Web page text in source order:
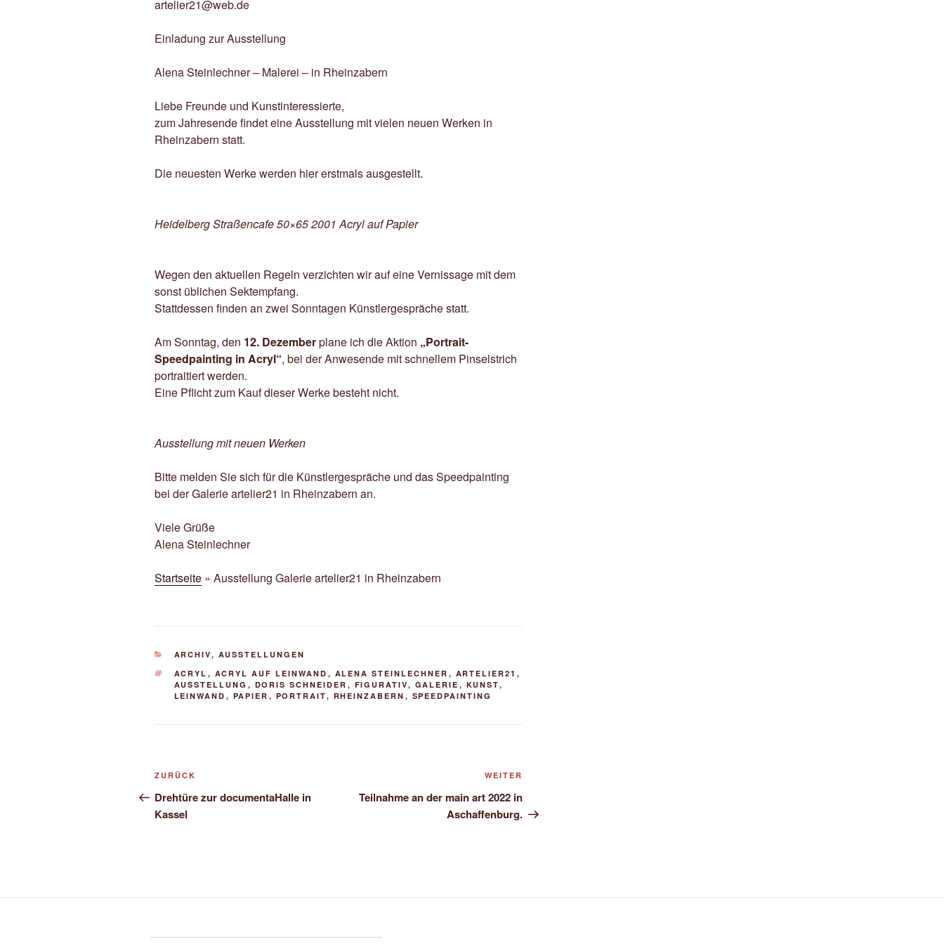
artelier21@web.de
Einladung zur Ausstellung
Alena Steinlechner – Malerei – in Rheinzabern
Liebe Freunde und Kunstinteressierte,
zum Jahresende findet eine Ausstellung mit vielen neuen Werken in
Rheinzabern statt.
Die neuesten Werke werden hier erstmals ausgestellt.
Heidelberg Straßencafe 50×65 2001 Acryl auf Papier
Wegen den aktuellen Regeln verzichten wir auf eine Vernissage mit dem
sonst üblichen Sektempfang.
Stattdessen finden an zwei Sonntagen Künstlergespräche statt.
Am Sonntag, den 12. Dezemberplane ich die Aktion „Portrait-
Speedpainting in Acryl“, bei der Anwesende mit schnellem Pinselstrich
portraitiert werden.
Eine Pflicht zum Kauf dieser Werke besteht nicht.
Ausstellung mit neuen Werken
Bitte melden Sie sich für die Künstlergespräche und das Speedpainting
bei der Galerie artelier21 in Rheinzabern an.
Viele Grüße
Alena Steinlechner
Startseite » Ausstellung Galerie artelier21 in Rheinzabern
KATEGORIEN
ARCHIV, AUSSTELLUNGEN
SCHLAGWÖRTER
ACRYL , ACRYL AUF LEINWAND , ALENA STEINLECHNER , ARTELIER21 ,
AUSSTELLUNG , DORIS SCHNEIDER , FIGURATIV, GALERIE , KUNST,
LEINWAND , PAPIER , PORTRAIT, RHEINZABERN , SPEEDPAINTING
Beitragsnavigation
Vorheriger
Beitrag
ZURÜCK
Drehtüre zur documentaHalle in
Kassel
Beitrag
WEITER
Teilnahme an der main art 2022 in
Aschaffenburg.